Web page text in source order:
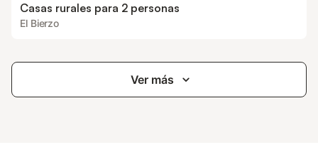
Casas rurales para 2 personas
El Bierzo
Ver más